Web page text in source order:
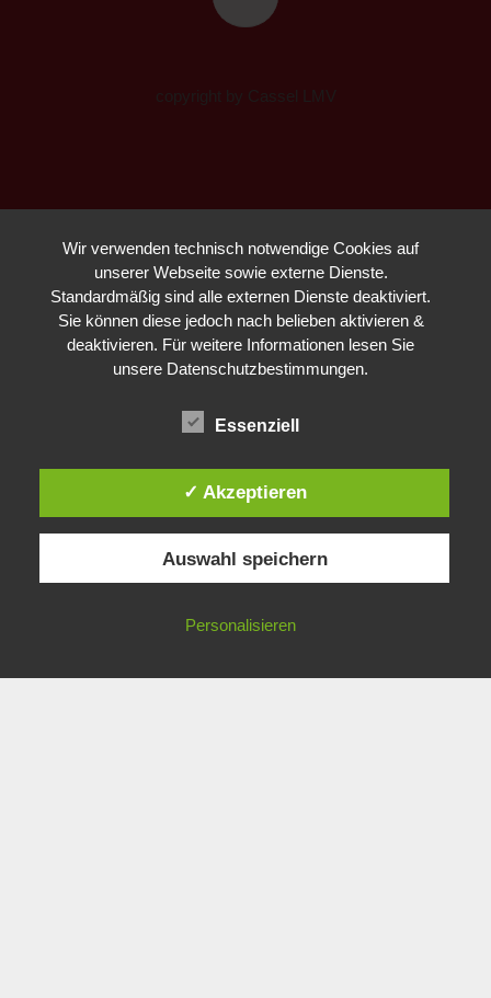
Wir verwenden technisch notwendige Cookies auf
unserer Webseite sowie externe Dienste.
Standardmäßig sind alle externen Dienste deaktiviert.
Sie können diese jedoch nach belieben aktivieren &
deaktivieren. Für weitere Informationen lesen Sie
unsere Datenschutzbestimmungen.
Essenziell
✓ Akzeptieren
Auswahl speichern
Personalisieren